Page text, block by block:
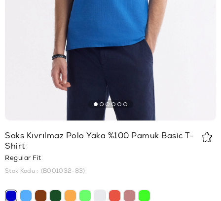
Saks Kıvrılmaz Polo Yaka %100 Pamuk Basic T-
Shirt
Regular Fit
Stok Kodu (B001032-83)